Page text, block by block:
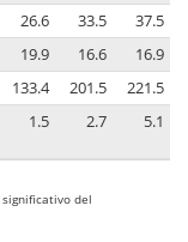
26.6 33.5
37.5
19.9 16.6
16.9
133.4 201.5
221.5
1.5 2.7 5.1
del